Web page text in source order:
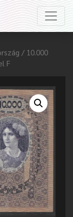
/ 10.000
F